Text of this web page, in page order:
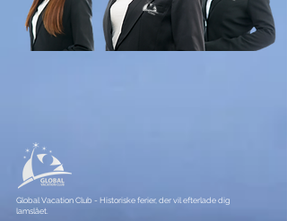
Global Vacation Club - Historiske ferier, der vil efterlade dig
lamslået.